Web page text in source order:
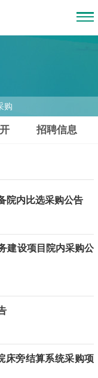
购
招聘信息
院内比选采购公告
建设项目院内采购公
床旁结算系统采购项